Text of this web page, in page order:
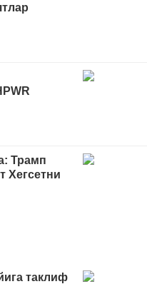
Трамп
Хегсетни
таклиф